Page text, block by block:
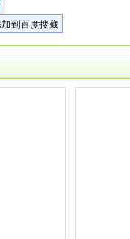
到百度搜藏